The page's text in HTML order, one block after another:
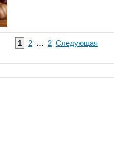
1 2 ... 2 Следующая